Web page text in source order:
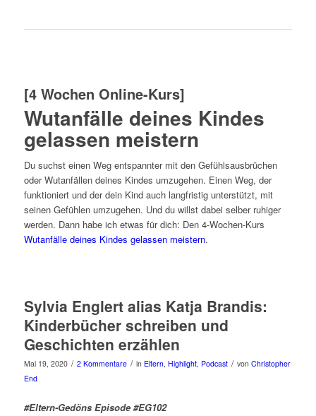
[4 Wochen Online-Kurs]
Wutanfälle deines Kindes
gelassen meistern
Du suchst einen Weg entspannter mit den Gefühlsausbrüchen
oder Wutanfällen deines Kindes umzugehen. Einen Weg, der
funktioniert und der dein Kind auch langfristig unterstützt, mit
seinen Gefühlen umzugehen. Und du willst dabei selber ruhiger
werden. Dann habe ich etwas für dich: Den 4-Wochen-Kurs
Wutanfälle deines Kindes gelassen meistern.
Sylvia Englert alias Katja Brandis:
Kinderbücher schreiben und
Geschichten erzählen
Mai 19, 2020 / 2 Kommentare / in Eltern, Highlight, Podcast / von Christopher
End
#Eltern-Gedöns Episode #EG102